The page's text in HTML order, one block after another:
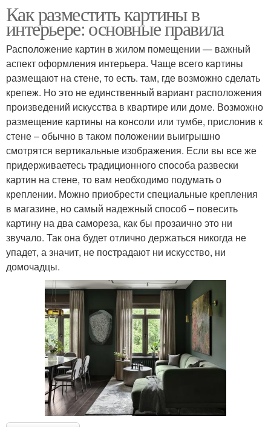
Как разместить картины в
интерьере: основные правила
Расположение картин в жилом помещении — важный
аспект оформления интерьера. Чаще всего картины
размещают на стене, то есть. там, где возможно сделать
крепеж. Но это не единственный вариант расположения
произведений искусства в квартире или доме. Возможно
размещение картины на консоли или тумбе, прислонив к
стене – обычно в таком положении выигрышно
смотрятся вертикальные изображения. Если вы все же
придерживаетесь традиционного способа развески
картин на стене, то вам необходимо подумать о
креплении. Можно приобрести специальные крепления
в магазине, но самый надежный способ – повесить
картину на два самореза, как бы прозаично это ни
звучало. Так она будет отлично держаться никогда не
упадет, а значит, не пострадают ни искусство, ни
домочадцы.